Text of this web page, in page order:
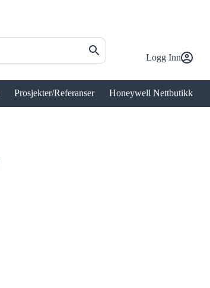
Logg Inn
Prosjekter/Referanser Honeywell Nettbutikk